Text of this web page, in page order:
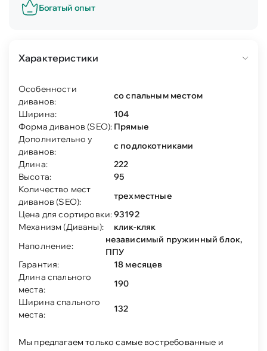
Богатый опыт
Характеристики
Особенности
диванов:
со спальным местом
Ширина:
104
Форма диванов (SEO): Прямые
Дополнительно у
диванов:
с подлокотниками
Длина:
222
Высота:
95
Количество мест
диванов (SEO):
трехместные
Цена для сортировки:93192
Механизм (Диваны):
клик-кляк
Наполнение:
независимый пружинный блок,
ППУ
Гарантия:
18 месяцев
Длина спального
места:
190
Ширина спального
места:
132
Мы предлагаем только самые востребованные и